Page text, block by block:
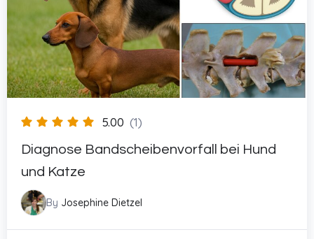
5.00 (1)
Diagnose Bandscheibenvorfall bei Hund
und Katze
By Josephine Dietzel